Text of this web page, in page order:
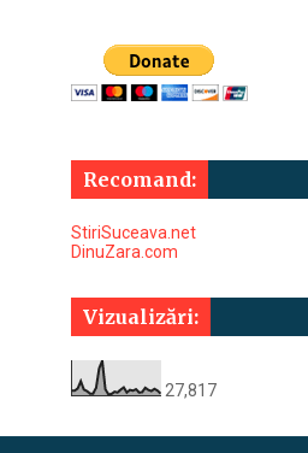
Recomand:
StiriSuceava.net
DinuZara.com
Vizualizări:
27,817